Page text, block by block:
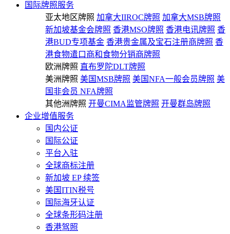
国际牌照服务
亚太地区牌照 加拿大IIROC牌照 加拿大MSB牌照
新加坡基金会牌照 香港MSO牌照 香港电讯牌照 香
港BUD专项基金 香港贵金属及宝石注册商牌照 香
港食物遣口商和食物分销商牌照
欧洲牌照 直布罗陀DLT牌照
美洲牌照 美国MSB牌照 美国NFA一般会员牌照 美
国非会员 NFA牌照
其他洲牌照 开曼CIMA监管牌照 开曼群岛牌照
企业增值服务
国内公证
国际公证
平台入驻
全球商标注册
新加坡 EP 续签
美国ITIN税号
国际海牙认证
全球条形码注册
香港驾照